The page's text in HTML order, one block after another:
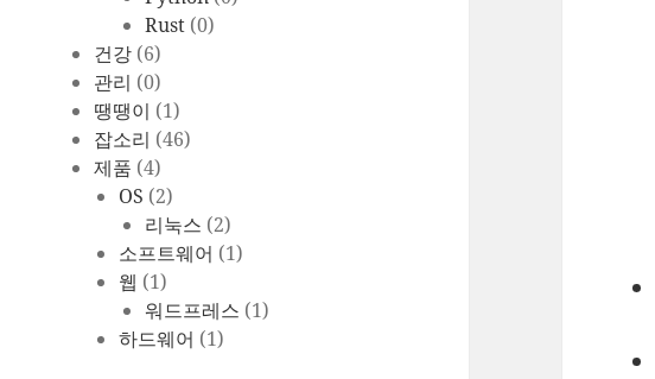
Rust(0)
건강 (6)
관리 (0)
땡땡이 (1)
잡소리 (46)
제품 (4)
OS (2)
리눅스 (2)
소프트웨어 (1)
웹 (1)
워드프레스 (1)
하드웨어 (1)